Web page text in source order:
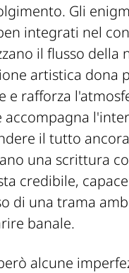
Gli
integrati nel
il flusso della
artistica dona
e rafforza
il tutto
una scrittura
credibile,
di una trama
banale.
alcune